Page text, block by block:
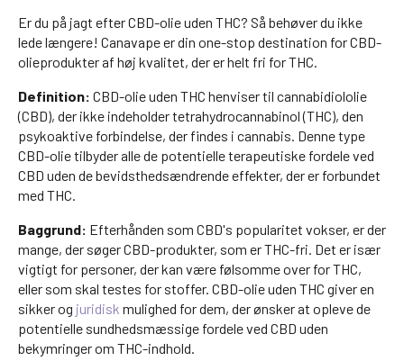
Er du på jagt efter CBD-olie uden THC? Så behøver du ikke
lede længere! Canavape er din one-stop destination for CBD-
olieprodukter af høj kvalitet, der er helt fri for THC.
Definition: CBD-olie uden THC henviser til cannabidiololie
(CBD), der ikke indeholder tetrahydrocannabinol (THC), den
psykoaktive forbindelse, der findes i cannabis. Denne type
CBD-olie tilbyder alle de potentielle terapeutiske fordele ved
CBD uden de bevidsthedsændrende effekter, der er forbundet
med THC.
Baggrund: Efterhånden som CBD's popularitet vokser, er der
mange, der søger CBD-produkter, som er THC-fri. Det er især
vigtigt for personer, der kan være følsomme over for THC,
eller som skal testes for stoffer. CBD-olie uden THC giver en
sikker og juridisk mulighed for dem, der ønsker at opleve de
potentielle sundhedsmæssige fordele ved CBD uden
bekymringer om THC-indhold.